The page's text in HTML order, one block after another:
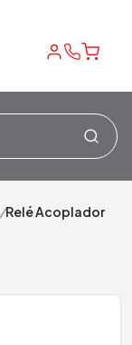
/Relé Acoplador